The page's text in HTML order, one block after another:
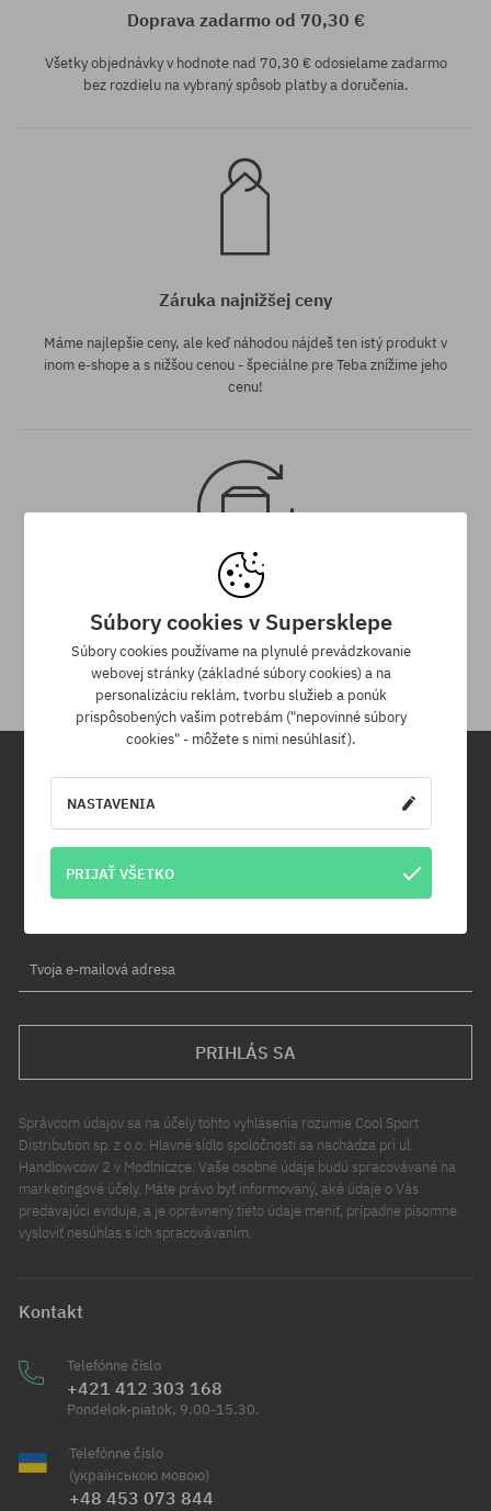
Doprava zadarmo od 70,30 €
Všetky objednávky v hodnote nad 70,30 € odosielame zadarmo
bez rozdielu na vybraný spôsob platby a doručenia.
Záruka najnižšej ceny
Máme najlepšie ceny, ale keď náhodou nájdeš ten istý produkt v
inom e-shope a s nižšou cenou - špeciálne pre Teba znížime jeho
cenu!
30 dní na vrátenie tovaru
Na vrátenie produktu máš 30 dní od dňa obdržania zásielky.
nových produktoch a propagačných akciách!
Navyše získaš zľavový kód -5 % na celú objednávku!
Tvoja e-mailová adresa
PRIHLÁS SA
Správcom údajov sa na účely tohto vyhlásenia rozumie Cool Sport
Distribution sp. z o.o. Hlavné sídlo spoločnosti sa nachádza pri ul.
Handlowców 2 v Modlniczce. Vaše osobné údaje budú spracovávané na
marketingové účely. Máte právo byť informovaný, aké údaje o Vás
predávajúci eviduje, a je oprávnený tieto údaje meniť, prípadne písomne
vysloviť nesúhlas s ich spracovávaním.
Kontakt
Telefónne číslo
+421 412 303 168
Pondelok-piatok, 9.00-15.30.
Telefónne číslo
(українською мовою)
+48 453 073 844
Súbory cookies v Supersklepe
Súbory cookies používame na plynulé prevádzkovanie
webovej stránky (základné súbory cookies) a na
personalizáciu reklám, tvorbu služieb a ponúk
prispôsobených vašim potrebám ("nepovinné súbory
cookies" - môžete s nimi nesúhlasiť).
NASTAVENIA
PRIJAŤ VŠETKO